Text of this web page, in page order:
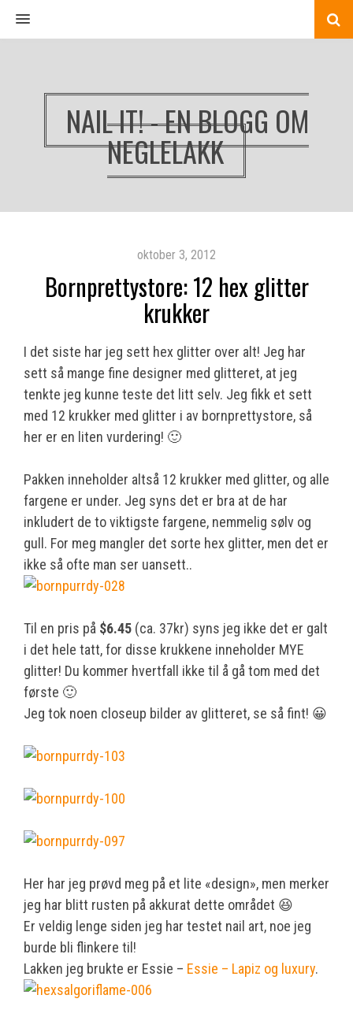
MENU
NAIL IT! - EN BLOGG OM
NEGLELAKK
oktober 3, 2012
Bornprettystore: 12 hex glitter
krukker
I det siste har jeg sett hex glitter over alt! Jeg har
sett så mange fine designer med glitteret, at jeg
tenkte jeg kunne teste det litt selv. Jeg fikk et sett
med 12 krukker med glitter i av bornprettystore, så
her er en liten vurdering! 🙂
Pakken inneholder altså 12 krukker med glitter, og alle
fargene er under. Jeg syns det er bra at de har
inkludert de to viktigste fargene, nemmelig sølv og
gull. For meg mangler det sorte hex glitter, men det er
ikke så ofte man ser uansett..
Til en pris på $6.45 (ca. 37kr) syns jeg ikke det er galt
i det hele tatt, for disse krukkene inneholder MYE
glitter! Du kommer hvertfall ikke til å gå tom med det
første 🙂
Jeg tok noen closeup bilder av glitteret, se så fint! 😀
Her har jeg prøvd meg på et lite «design», men merker
jeg har blitt rusten på akkurat dette området 😆
Er veldig lenge siden jeg har testet nail art, noe jeg
burde bli flinkere til!
Lakken jeg brukte er Essie – Essie – Lapiz og luxury.